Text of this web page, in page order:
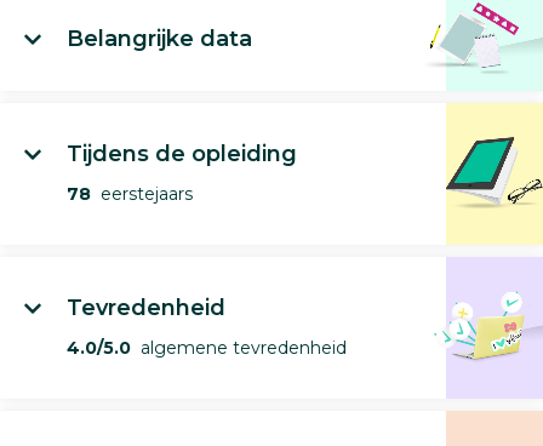
Belangrijke data
Tijdens de opleiding
78 eerstejaars
Tevredenheid
4.0/5.0 algemene tevredenheid